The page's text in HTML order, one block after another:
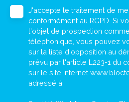
J'accepte le traitement de
conformément au RGPD. Si
l'objet de prospection
téléphonique, vous pouvez
sur la liste d'opposition au
prévu par l'article L223-1 du
sur le site Internet
adressé à :